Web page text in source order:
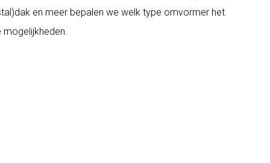
en meer bepalen we welk type omvormer het